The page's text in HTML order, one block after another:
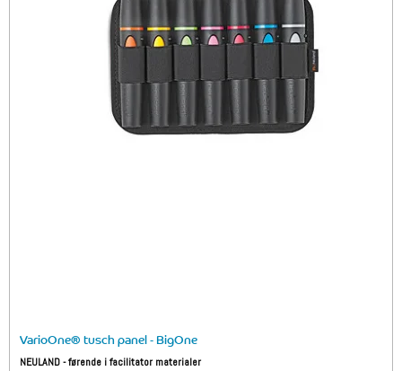
VarioOne® tusch panel - BigOne
NEULAND - førende i facilitator materialer